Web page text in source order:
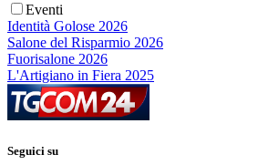
Eventi
Identità Golose 2026
Salone del Risparmio 2026
Fuorisalone 2026
L'Artigiano in Fiera 2025
Seguici su